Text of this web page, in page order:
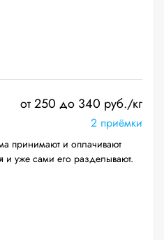
от 250 до 340 руб./кг
2 приёмки
принимают и оплачивают
и уже сами его разделывают.